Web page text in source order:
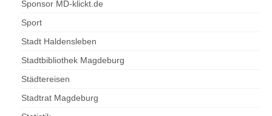
Sponsor MD-klickt.de
Sport
Stadt Haldensleben
Stadtbibliothek Magdeburg
Städtereisen
Stadtrat Magdeburg